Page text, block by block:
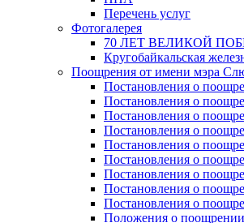
Перечень услуг
Фотогалерея
70 ЛЕТ ВЕЛИКОЙ
Кругобайкальская
Поощрения от имени мэра
Постановления о
Постановления о
Постановления о
Постановления о
Постановления о
Постановления о
Постановления о
Постановления о
Постановления о
Положения о поощрении